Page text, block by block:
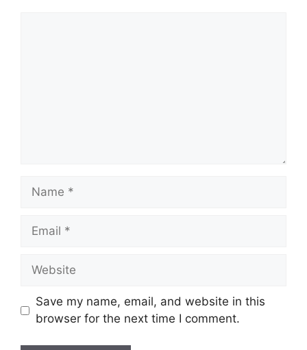
Name
Email
Website
Save my name, email, and website in this
browser for the next time I comment.